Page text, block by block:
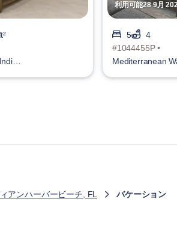
利用可能28 9月
5
4
#1044455P •
Mediterranean
アンハーバービーチ, FL バケーション